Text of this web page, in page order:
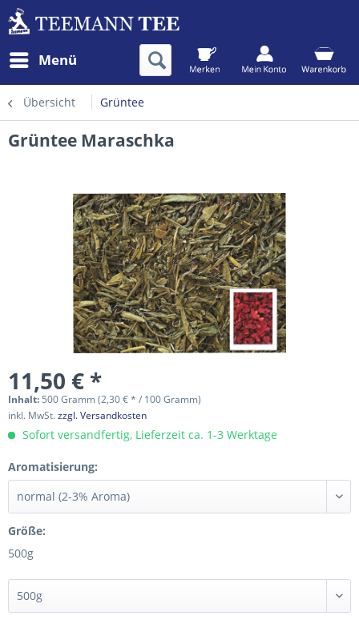
Menü
Übersicht Grüntee
Grüntee Maraschka
11,50 € *
Inhalt: 500 Gramm (2,30 € * / 100 Gramm)
inkl. MwSt.zzgl. Versandkosten
Sofort versandfertig, Lieferzeit ca. 1-3 Werktage
Aromatisierung:
Größe:
500g